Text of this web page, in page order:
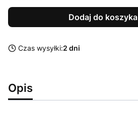
Dodaj do koszyka
Czas wysyłki:2 dni
Opis